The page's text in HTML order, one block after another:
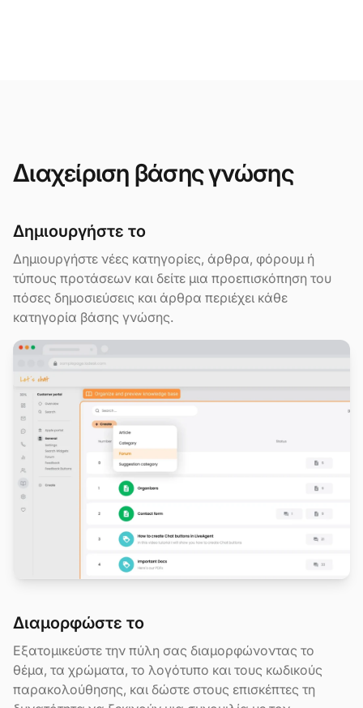
Διαχείριση βάσης γνώσης
Δημιουργήστε το
Δημιουργήστε νέες κατηγορίες, άρθρα, φόρουμ ή
τύπους προτάσεων και δείτε μια προεπισκόπηση του
πόσες δημοσιεύσεις και άρθρα περιέχει κάθε
κατηγορία βάσης γνώσης.
Διαμορφώστε το
Εξατομικεύστε την πύλη σας διαμορφώνοντας το
θέμα, τα χρώματα, το λογότυπο και τους κωδικούς
παρακολούθησης, και δώστε στους επισκέπτες τη